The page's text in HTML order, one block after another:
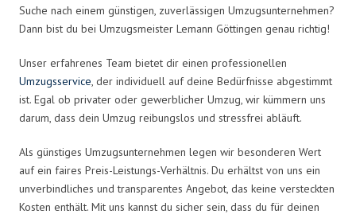
Suche nach einem günstigen, zuverlässigen Umzugsunternehmen?
Dann bist du bei Umzugsmeister Lemann Göttingen genau richtig!
Unser erfahrenes Team bietet dir einen professionellen
Umzugsservice, der individuell auf deine Bedürfnisse abgestimmt
ist. Egal ob privater oder gewerblicher Umzug, wir kümmern uns
darum, dass dein Umzug reibungslos und stressfrei abläuft.
Als günstiges Umzugsunternehmen legen wir besonderen Wert
auf ein faires Preis-Leistungs-Verhältnis. Du erhältst von uns ein
unverbindliches und transparentes Angebot, das keine versteckten
Kosten enthält. Mit uns kannst du sicher sein, dass du für deinen